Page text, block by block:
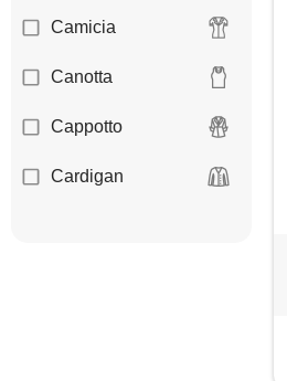
Camicia
Canotta
Cappotto
Cardigan